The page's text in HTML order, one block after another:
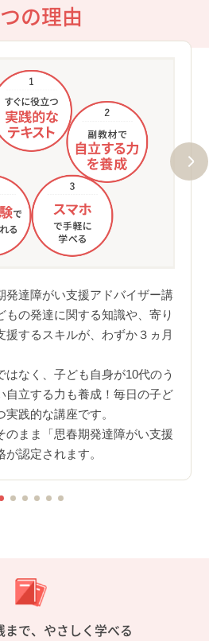
の理由
発達障がい支援アドバイザー講
もの発達に関する知識や、寄り
援するスキルが、わずか３ヵ月
なく、子ども自身が10代のう
自立する力も養成！毎日の子ど
践的な講座です。
のまま「思春期発達障がい支援
認定されます。
まで、やさしく学べる